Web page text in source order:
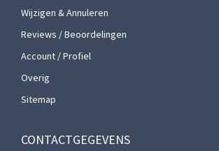
Wijzigen & Annuleren
Reviews / Beoordelingen
Account / Profiel
Overig
Sitemap
CONTACTGEGEVENS